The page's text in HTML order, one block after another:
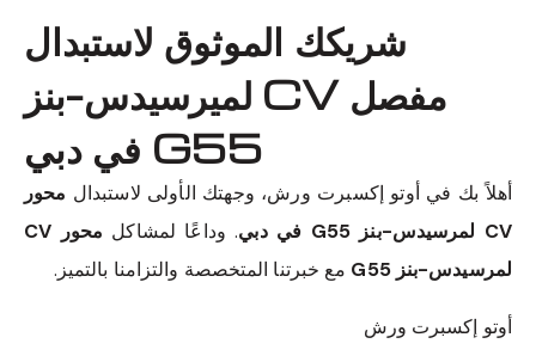
شريكك الموثوق لاستبدال
مفصل CV لميرسيدس-بنز
G55 في دبي
أهلاً بك في أوتو إكسبرت ورش، وجهتك الأولى لاستبدال محور
CV لمرسيدس-بنز G55 في دبي
. وداعًا لمشاكل
محور CV
لمرسيدس-بنز G55
مع خبرتنا المتخصصة والتزامنا بالتميز.
أوتو إكسبرت ورش